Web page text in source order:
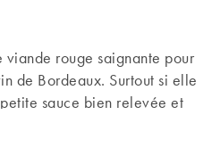
viande rouge saignante pour
de Bordeaux. Surtout si elle
sauce bien relevée et
Pavé de bœuf sauce bordelaise